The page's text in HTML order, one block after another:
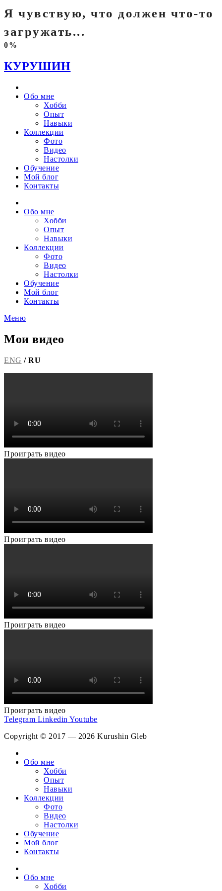
Я чувствую, что должен что-то
загружать...
0%
КУРУШИН
Обо мне
Хобби
Опыт
Навыки
Коллекции
Фото
Видео
Настолки
Обучение
Мой блог
Контакты
Обо мне
Хобби
Опыт
Навыки
Коллекции
Фото
Видео
Настолки
Обучение
Мой блог
Контакты
Меню
Мои видео
ENG / RU
Проиграть видео
Проиграть видео
Проиграть видео
Проиграть видео
Telegram Linkedin Youtube
Copyright © 2017 — 2026 Kurushin Gleb
Обо мне
Хобби
Опыт
Навыки
Коллекции
Фото
Видео
Настолки
Обучение
Мой блог
Контакты
Обо мне
Хобби